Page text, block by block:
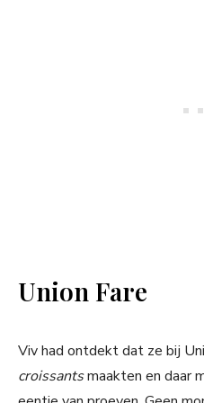
Union Fare
Viv had ontdekt dat ze bij
croissantsmaakten en daar